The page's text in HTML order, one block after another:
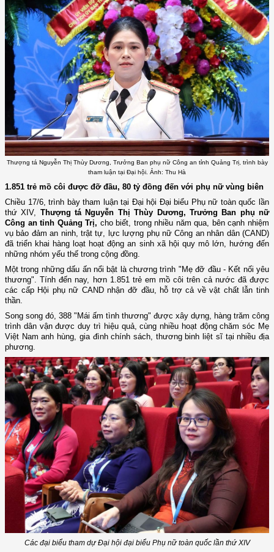
Thượng tá Nguyễn Thị Thùy Dương, Trưởng Ban phụ nữ Công an tỉnh Quảng Trị, trình bày
tham luận tại Đại hội. Ảnh: Thu Hà
1.851 trẻ mồ côi được đỡ đầu, 80 tỷ đồng đến với phụ nữ vùng biên
Chiều 17/6, trình bày tham luận tại Đại hội Đại biểu Phụ nữ toàn quốc lần
thứ XIV, Thượng tá Nguyễn Thị Thùy Dương, Trưởng Ban phụ nữ
Công an tỉnh Quảng Trị, cho biết, trong nhiều năm qua, bên cạnh nhiệm
vụ bảo đảm an ninh, trật tự, lực lượng phụ nữ Công an nhân dân (CAND)
đã triển khai hàng loạt hoạt động an sinh xã hội quy mô lớn, hướng đến
những nhóm yếu thế trong cộng đồng.
Một trong những dấu ấn nổi bật là chương trình "Mẹ đỡ đầu - Kết nối yêu
thương". Tính đến nay, hơn 1.851 trẻ em mồ côi trên cả nước đã được
các cấp Hội phụ nữ CAND nhận đỡ đầu, hỗ trợ cả về vật chất lẫn tinh
thần.
Song song đó, 388 "Mái ấm tình thương" được xây dựng, hàng trăm công
trình dân vận được duy trì hiệu quả, cùng nhiều hoạt động chăm sóc Mẹ
Việt Nam anh hùng, gia đình chính sách, thương binh liệt sĩ tại nhiều địa
phương.
Các đại biểu tham dự Đại hội đại biểu Phụ nữ toàn quốc lần thứ XIV